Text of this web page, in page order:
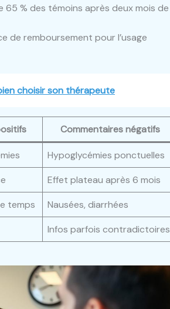
65 % des témoins après deux mois de
de remboursement pour l’usage
choisir son thérapeute
Commentaires négatifs
Hypoglycémies ponctuelles
Effet plateau après 6 mois
temps
Nausées, diarrhées
Infos parfois contradictoires